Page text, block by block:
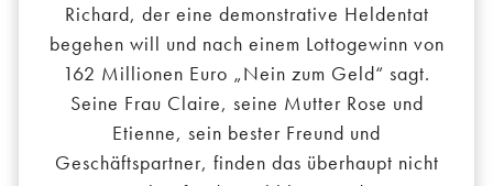
Richard, der eine demonstrative Heldentat
begehen will und nach einem Lottogewinn von
162 Millionen Euro „Nein zum Geld“ sagt.
Seine Frau Claire, seine Mutter Rose und
Etienne, sein bester Freund und
Geschäftspartner, finden das überhaupt nicht